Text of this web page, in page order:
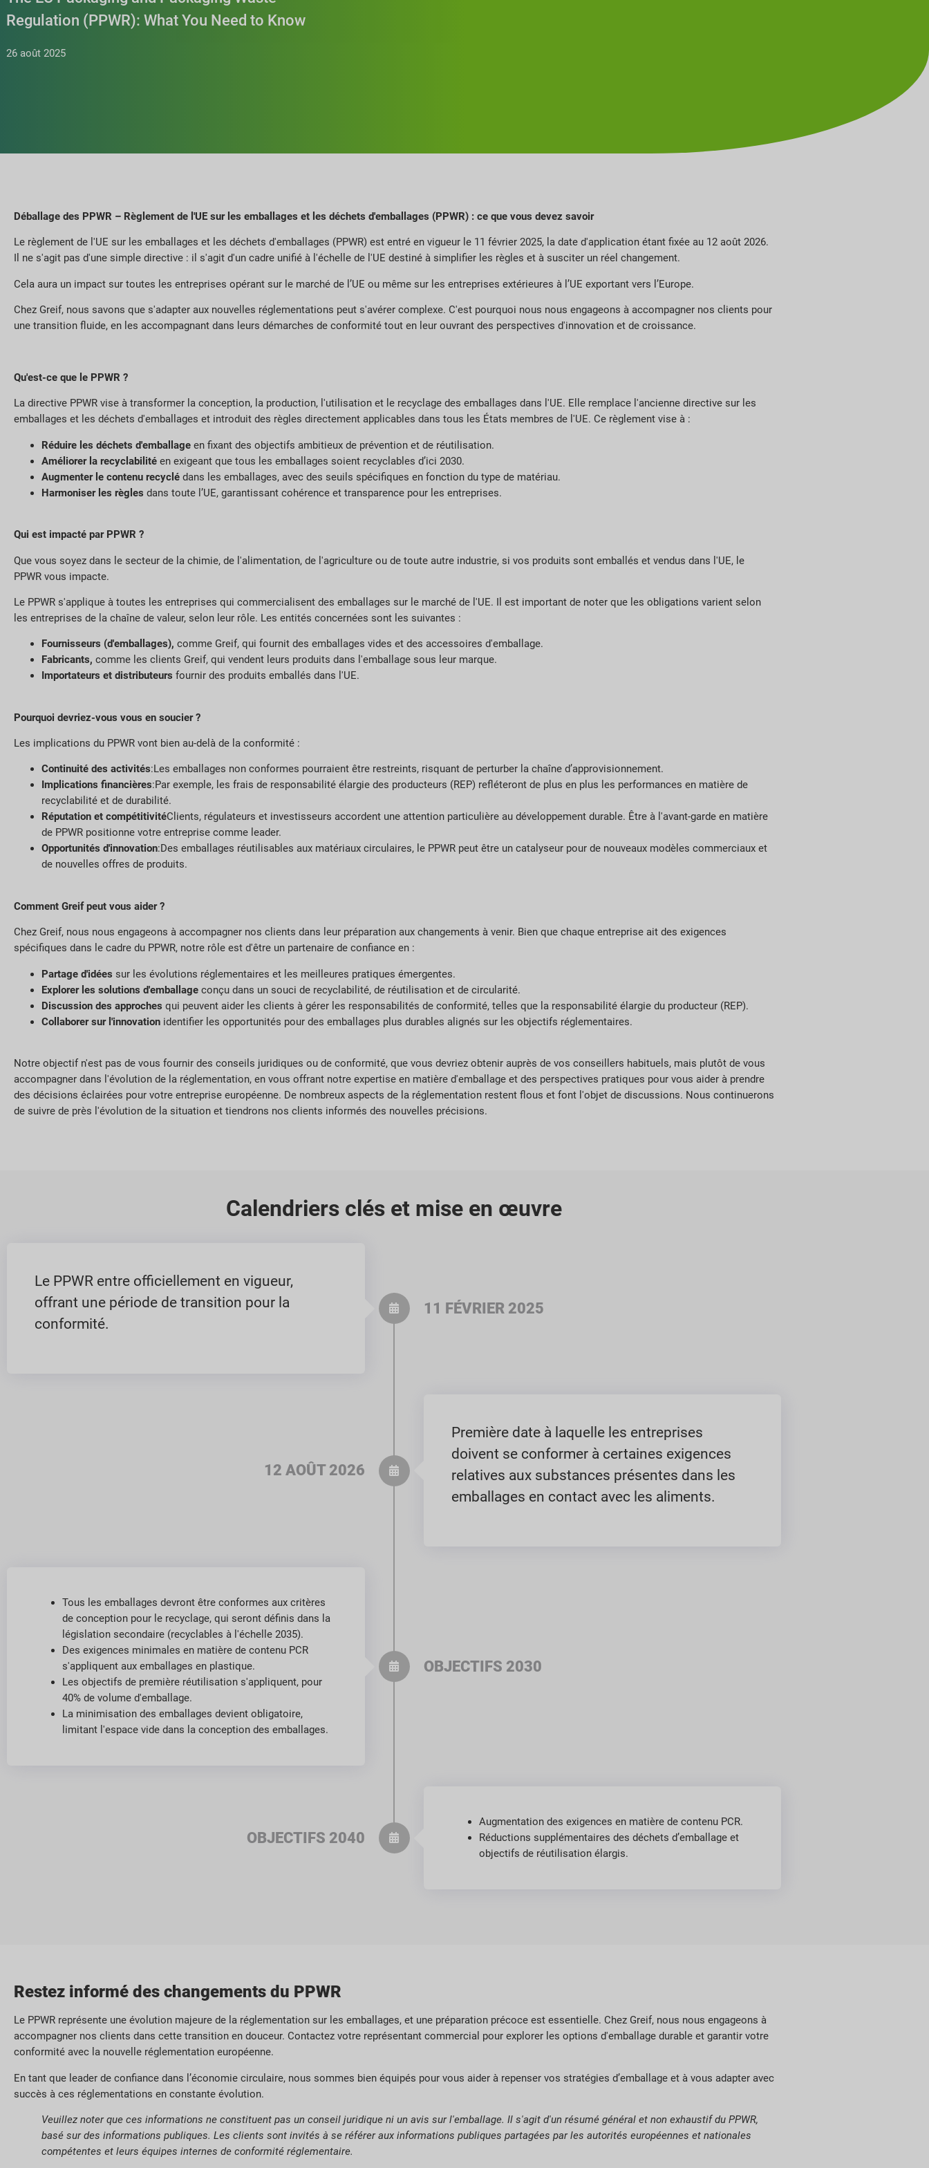
Regulation (PPWR): What You Need to Know
26 août 2025
Déballage des PPWR – Règlement de l'UE sur les emballages et les déchets d'emballages (PPWR) : ce que vous devez savoir
Le règlement de l'UE sur les emballages et les déchets d'emballages (PPWR) est entré en vigueur le 11 février 2025, la date d'application étant fixée au 12 août 2026.
Il ne s'agit pas d'une simple directive : il s'agit d'un cadre unifié à l'échelle de l'UE destiné à simplifier les règles et à susciter un réel changement.
Cela aura un impact sur toutes les entreprises opérant sur le marché de l’UE ou même sur les entreprises extérieures à l’UE exportant vers l’Europe.
Chez Greif, nous savons que s'adapter aux nouvelles réglementations peut s'avérer complexe. C'est pourquoi nous nous engageons à accompagner nos clients pour
une transition fluide, en les accompagnant dans leurs démarches de conformité tout en leur ouvrant des perspectives d'innovation et de croissance.
Qu'est-ce que le PPWR ?
La directive PPWR vise à transformer la conception, la production, l'utilisation et le recyclage des emballages dans l'UE. Elle remplace l'ancienne directive sur les
emballages et les déchets d'emballages et introduit des règles directement applicables dans tous les États membres de l'UE. Ce règlement vise à :
Réduire les déchets d'emballage en fixant des objectifs ambitieux de prévention et de réutilisation.
Améliorer la recyclabilité en exigeant que tous les emballages soient recyclables d’ici 2030.
Augmenter le contenu recyclé dans les emballages, avec des seuils spécifiques en fonction du type de matériau.
Harmoniser les règles dans toute l’UE, garantissant cohérence et transparence pour les entreprises.
Qui est impacté par PPWR ?
Que vous soyez dans le secteur de la chimie, de l'alimentation, de l'agriculture ou de toute autre industrie, si vos produits sont emballés et vendus dans l'UE, le
PPWR vous impacte.
Le PPWR s'applique à toutes les entreprises qui commercialisent des emballages sur le marché de l'UE. Il est important de noter que les obligations varient selon
les entreprises de la chaîne de valeur, selon leur rôle. Les entités concernées sont les suivantes :
Fournisseurs (d'emballages), comme Greif, qui fournit des emballages vides et des accessoires d'emballage.
Fabricants, comme les clients Greif, qui vendent leurs produits dans l'emballage sous leur marque.
Importateurs et distributeurs fournir des produits emballés dans l'UE.
Pourquoi devriez-vous vous en soucier ?
Les implications du PPWR vont bien au-delà de la conformité :
Continuité des activités:Les emballages non conformes pourraient être restreints, risquant de perturber la chaîne d’approvisionnement.
Implications financières:Par exemple, les frais de responsabilité élargie des producteurs (REP) refléteront de plus en plus les performances en matière de
recyclabilité et de durabilité.
Réputation et compétitivitéClients, régulateurs et investisseurs accordent une attention particulière au développement durable. Être à l'avant-garde en matière
de PPWR positionne votre entreprise comme leader.
Opportunités d'innovation:Des emballages réutilisables aux matériaux circulaires, le PPWR peut être un catalyseur pour de nouveaux modèles commerciaux et
de nouvelles offres de produits.
Comment Greif peut vous aider ?
Chez Greif, nous nous engageons à accompagner nos clients dans leur préparation aux changements à venir. Bien que chaque entreprise ait des exigences
spécifiques dans le cadre du PPWR, notre rôle est d'être un partenaire de confiance en :
Partage d'idées sur les évolutions réglementaires et les meilleures pratiques émergentes.
Explorer les solutions d'emballage conçu dans un souci de recyclabilité, de réutilisation et de circularité.
Discussion des approches qui peuvent aider les clients à gérer les responsabilités de conformité, telles que la responsabilité élargie du producteur (REP).
Collaborer sur l'innovation identifier les opportunités pour des emballages plus durables alignés sur les objectifs réglementaires.
Notre objectif n'est pas de vous fournir des conseils juridiques ou de conformité, que vous devriez obtenir auprès de vos conseillers habituels, mais plutôt de vous
accompagner dans l'évolution de la réglementation, en vous offrant notre expertise en matière d'emballage et des perspectives pratiques pour vous aider à prendre
des décisions éclairées pour votre entreprise européenne. De nombreux aspects de la réglementation restent flous et font l'objet de discussions. Nous continuerons
de suivre de près l'évolution de la situation et tiendrons nos clients informés des nouvelles précisions.
Calendriers clés et mise en œuvre
Le PPWR entre officiellement en vigueur,
offrant une période de transition pour la
conformité.
11 FÉVRIER 2025
Première date à laquelle les entreprises
doivent se conformer à certaines exigences
relatives aux substances présentes dans les
emballages en contact avec les aliments.
12 AOÛT 2026
Tous les emballages devront être conformes aux critères
de conception pour le recyclage, qui seront définis dans la
législation secondaire (recyclables à l'échelle 2035).
Des exigences minimales en matière de contenu PCR
s'appliquent aux emballages en plastique.
Les objectifs de première réutilisation s'appliquent, pour
40% de volume d'emballage.
La minimisation des emballages devient obligatoire,
limitant l'espace vide dans la conception des emballages.
OBJECTIFS 2030
Augmentation des exigences en matière de contenu PCR.
Réductions supplémentaires des déchets d’emballage et
objectifs de réutilisation élargis.
OBJECTIFS 2040
Restez informé des changements du PPWR
Le PPWR représente une évolution majeure de la réglementation sur les emballages, et une préparation précoce est essentielle. Chez Greif, nous nous engageons à
accompagner nos clients dans cette transition en douceur. Contactez votre représentant commercial pour explorer les options d'emballage durable et garantir votre
conformité avec la nouvelle réglementation européenne.
En tant que leader de confiance dans l’économie circulaire, nous sommes bien équipés pour vous aider à repenser vos stratégies d’emballage et à vous adapter avec
succès à ces réglementations en constante évolution.
Veuillez noter que ces informations ne constituent pas un conseil juridique ni un avis sur l'emballage. Il s'agit d'un résumé général et non exhaustif du PPWR,
basé sur des informations publiques. Les clients sont invités à se référer aux informations publiques partagées par les autorités européennes et nationales
compétentes et leurs équipes internes de conformité réglementaire.